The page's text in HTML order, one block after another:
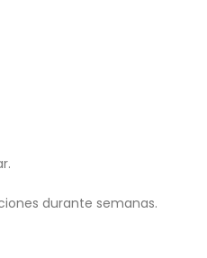
durante semanas.